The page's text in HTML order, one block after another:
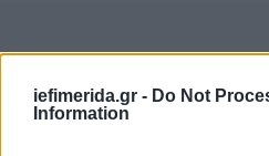
iefimerida.gr - Do Not
Information